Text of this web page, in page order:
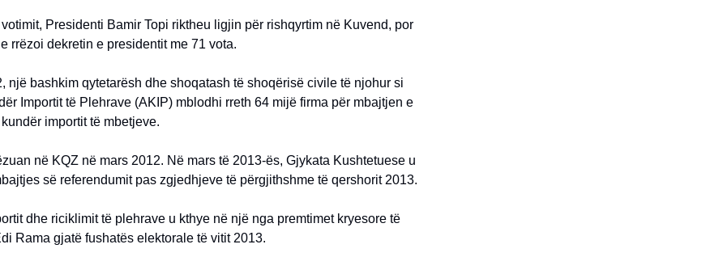
Presidenti Bamir Topi riktheu ligjin për rishqyrtim në Kuvend, por
rrëzoi dekretin e presidentit me 71 vota.
një bashkim qytetarësh dhe shoqatash të shoqërisë civile të njohur si
Importit të Plehrave (AKIP) mblodhi rreth 64 mijë firma për mbajtjen e
importit të mbetjeve.
në KQZ në mars 2012. Në mars të 2013-ës, Gjykata Kushtetuese u
së referendumit pas zgjedhjeve të përgjithshme të qershorit 2013.
dhe riciklimit të plehrave u kthye në një nga premtimet kryesore të
Rama gjatë fushatës elektorale të vitit 2013.